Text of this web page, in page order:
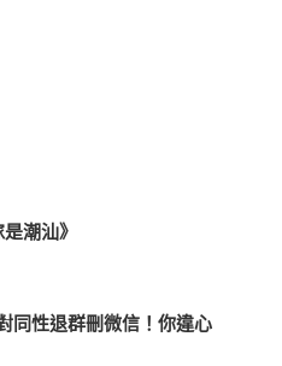
潮汕》
性退群刪微信！你違心